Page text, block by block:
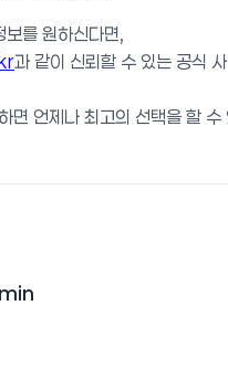
보를 원하신다면,
과 같이 신뢰할 수 있는 공식
면 언제나 최고의 선택을 할 수